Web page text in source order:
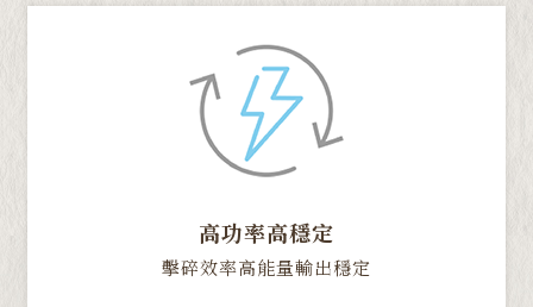
高功率高穩定
擊碎效率高能量輸出穩定